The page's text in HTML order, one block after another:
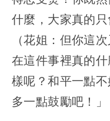
什麼，大家真的
（花姐：但你這
在這件事裡真的
樣呢？和平一點
多一點鼓勵吧！」